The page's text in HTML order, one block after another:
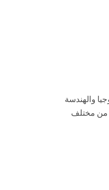
والهندسة
من مختلف